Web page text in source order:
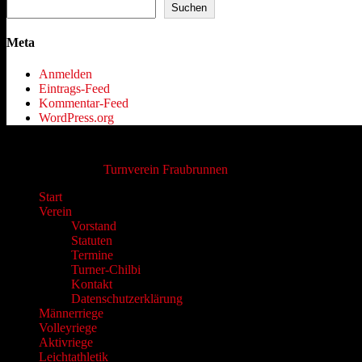
Suchen
Meta
Anmelden
Eintrags-Feed
Kommentar-Feed
WordPress.org
Turnverein Fraubrunnen
scrollen
Start
Verein
Vorstand
Statuten
Termine
Turner-Chilbi
Kontakt
Datenschutzerklärung
Männerriege
Volleyriege
Aktivriege
Leichtathletik